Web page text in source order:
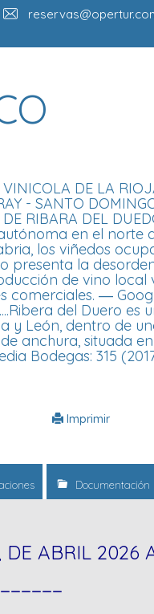
VINICOLA DE LA
- SANTO
RIBARA DEL
autónoma en el norte
los viñedos
presenta la
de vino local
comerciales. ―
del Duero es
y León, dentro de
anchura, situada
Bodegas: 315
Imprimir
Documentación
DE ABRIL 2026